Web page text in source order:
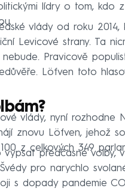
lídry o tom, kdo
vlády od roku 2014,
Levicové strany. Ta
Pravicově
Löfven toto
vlády, nyní rozhodne
znovu Löfven, jehož
z celkových 349
předčasné volby,
pro narychlo
s dopady pandemie